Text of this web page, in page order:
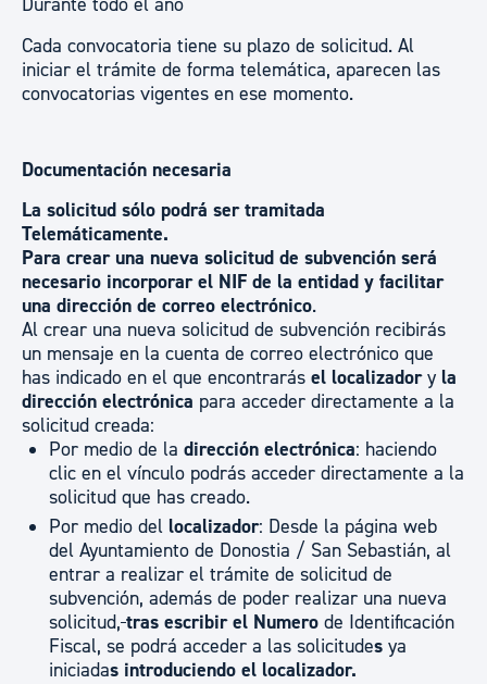
Cada convocatoria tiene su plazo de solicitud. Al
iniciar el trámite de forma telemática, aparecen las
convocatorias vigentes en ese momento.
Documentación necesaria
La solicitud sólo podrá ser tramitada
Telemáticamente.
Para crear una nueva solicitud de subvención será
necesario incorporar el NIF de la entidad y facilitar
una dirección de correo electrónico.
Al crear una nueva solicitud de subvención recibirás
un mensaje en la cuenta de correo electrónico que
has indicado en el que encontrarás el localizadory la
dirección electrónica para acceder directamente a la
solicitud creada:
Por medio de la dirección electrónica: haciendo
clic en el vínculo podrás acceder directamente a la
solicitud que has creado.
Por medio del localizador: Desde la página web
del Ayuntamiento de Donostia / San Sebastián, al
entrar a realizar el trámite de solicitud de
subvención, además de poder realizar una nueva
solicitud, tras escribir el Numero de Identificación
Fiscal, se podrá acceder a las solicitudes ya
iniciadas introduciendo el localizador.